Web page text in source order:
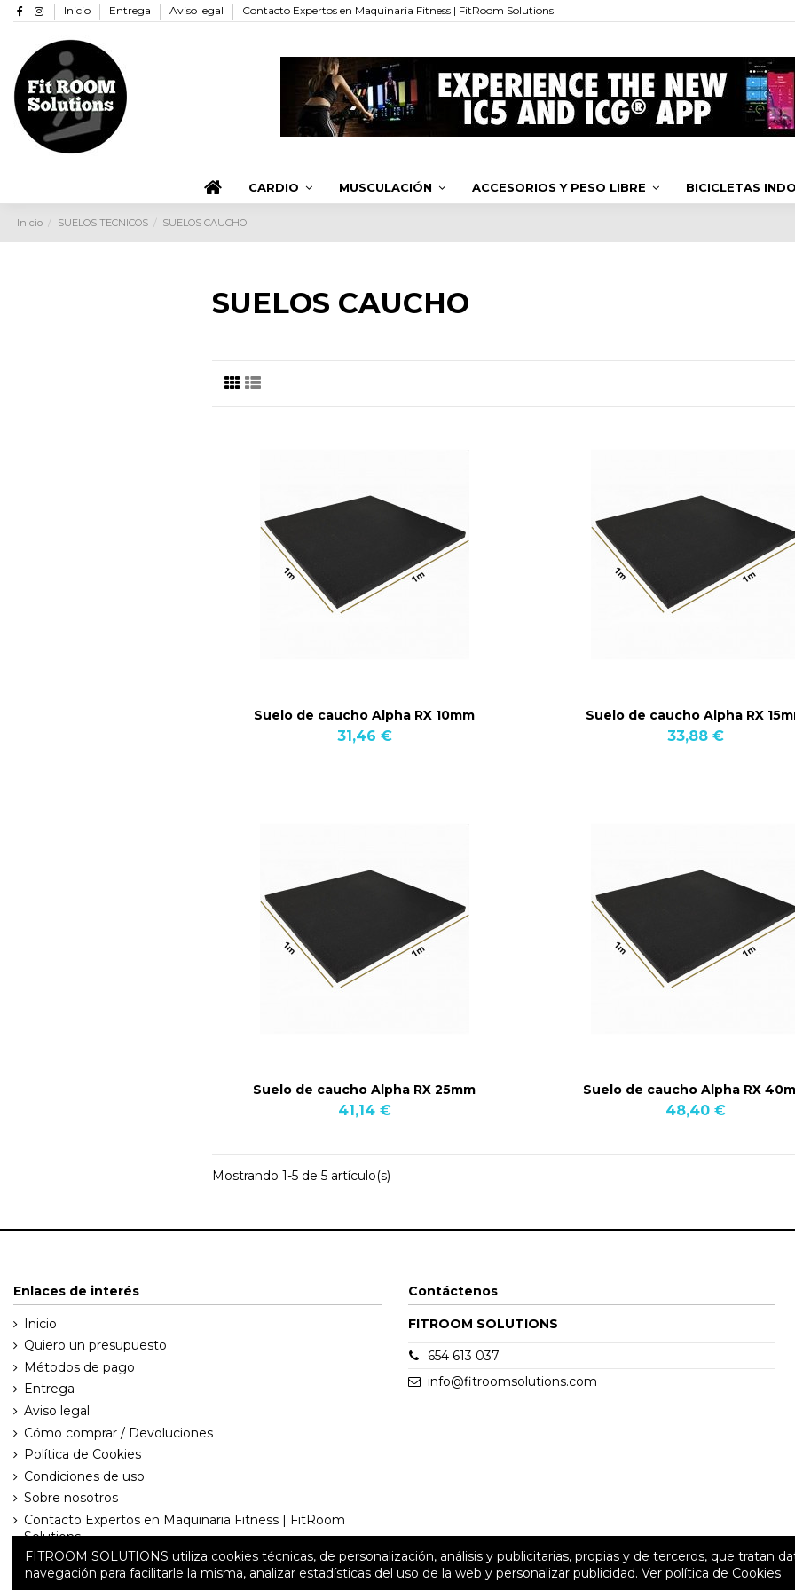
Inicio Entrega Aviso legal Contacto Expertos en Maquinaria Fitness | FitRoom Solutions
CARDIO MUSCULACIÓN ACCESORIOS Y PESO LIBRE BICICLETAS
Inicio SUELOS TECNICOS SUELOS CAUCHO
SUELOS CAUCHO
Suelo de caucho Alpha RX 10mm
31,46 €
Suelo de caucho Alpha RX
33,88 €
Suelo de caucho Alpha RX 25mm
41,14 €
Suelo de caucho Alpha RX
48,40 €
Mostrando 1-5 de 5 artículo(s)
Enlaces de interés
Inicio
Quiero un presupuesto
Métodos de pago
Entrega
Aviso legal
Cómo comprar / Devoluciones
Política de Cookies
Condiciones de uso
Sobre nosotros
Contacto Expertos en Maquinaria Fitness | FitRoom
Solutions
Contáctenos
FITROOM SOLUTIONS
654 613 037
info@fitroomsolutions.com
FITROOM SOLUTIONS utiliza cookies técnicas, de personalización, análisis y publicitarias, propias y de terceros, que tratan
navegación para facilitarle la misma, analizar estadísticas del uso de la web y personalizar publicidad. Ver política de Cookies